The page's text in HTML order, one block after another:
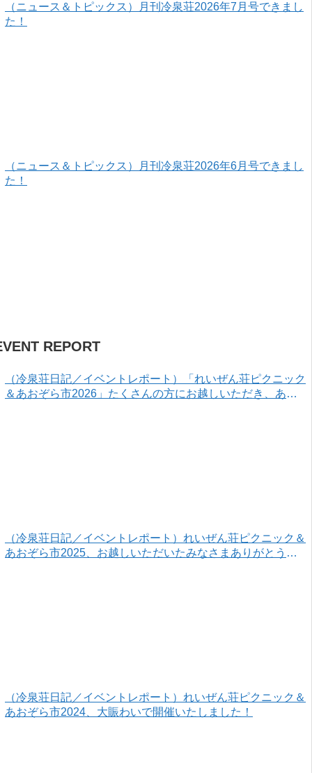
（ニュース＆トピックス）月刊冷泉荘2026年7月号できまし
た！
（ニュース＆トピックス）月刊冷泉荘2026年6月号できまし
た！
REPORT
（冷泉荘日記／イベントレポート）「れいぜん荘ピクニック
＆あおぞら市2026」たくさんの方にお越しいただき、あり
（冷泉荘日記／イベントレポート）れいぜん荘ピクニック＆
あおぞら市2025、お越しいただいたみなさまありがとうご
（冷泉荘日記／イベントレポート）れいぜん荘ピクニック＆
あおぞら市2024、大賑わいで開催いたしました！